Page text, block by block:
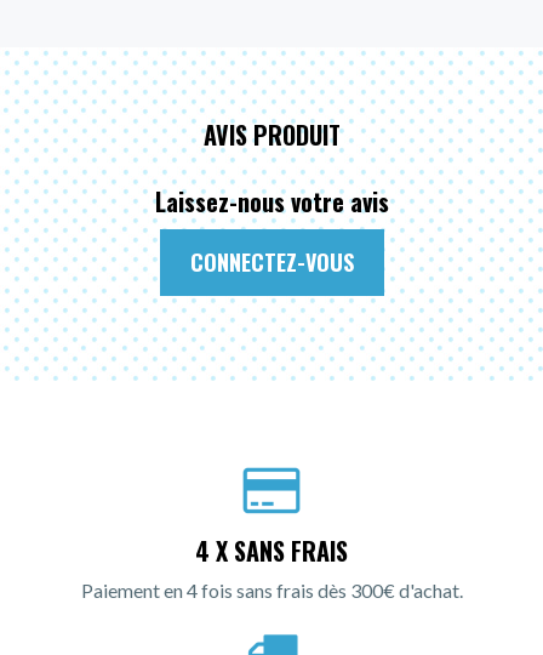
AVIS PRODUIT
Laissez-nous votre avis
CONNECTEZ-VOUS
4 X SANS FRAIS
Paiement en 4 fois sans frais dès 300€ d'achat.